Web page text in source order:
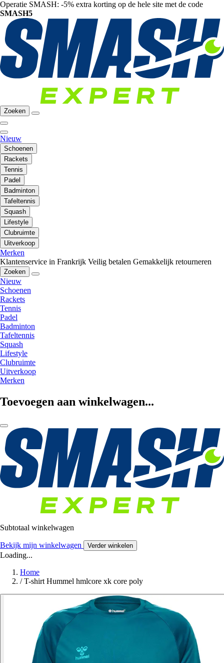
Operatie SMASH: -5% extra korting op de hele site met de code
SMASH5
Zoeken
Nieuw
Schoenen
Rackets
Tennis
Padel
Badminton
Tafeltennis
Squash
Lifestyle
Clubruimte
Uitverkoop
Merken
Klantenservice in Frankrijk Veilig betalen Gemakkelijk retourneren
Zoeken
Nieuw
Schoenen
Rackets
Tennis
Padel
Badminton
Tafeltennis
Squash
Lifestyle
Clubruimte
Uitverkoop
Merken
Toevoegen aan winkelwagen...
Subtotaal winkelwagen
Bekijk mijn winkelwagen Verder winkelen
Loading...
Home
/ T-shirt Hummel hmlcore xk core poly